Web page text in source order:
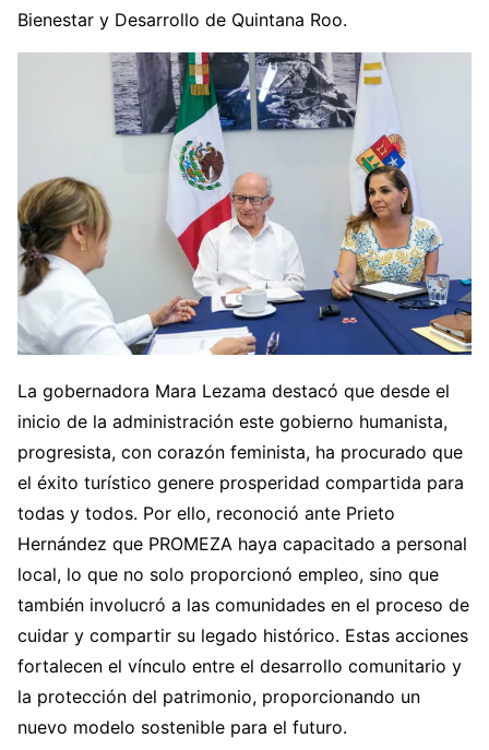
Bienestar y Desarrollo de Quintana Roo.
La gobernadora Mara Lezama destacó que desde el
inicio de la administración este gobierno humanista,
progresista, con corazón feminista, ha procurado que
el éxito turístico genere prosperidad compartida para
todas y todos. Por ello, reconoció ante Prieto
Hernández que PROMEZA haya capacitado a personal
local, lo que no solo proporcionó empleo, sino que
también involucró a las comunidades en el proceso de
cuidar y compartir su legado histórico. Estas acciones
fortalecen el vínculo entre el desarrollo comunitario y
la protección del patrimonio, proporcionando un
nuevo modelo sostenible para el futuro.